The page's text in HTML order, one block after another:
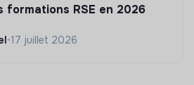
formations RSE en 2026
•17 juillet 2026